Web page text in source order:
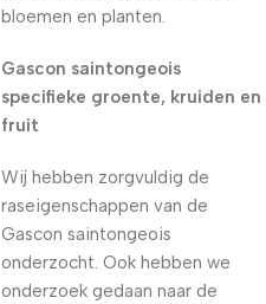
bloemen en planten.
Gascon saintongeois
specifieke groente, kruiden en
fruit
Wij hebben zorgvuldig de
raseigenschappen van de
Gascon saintongeois
onderzocht. Ook hebben we
onderzoek gedaan naar de